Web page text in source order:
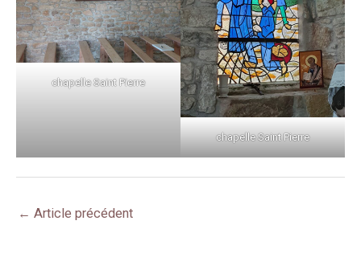
chapelle Saint Pierre
chapelle Saint Pierre
← Article précédent